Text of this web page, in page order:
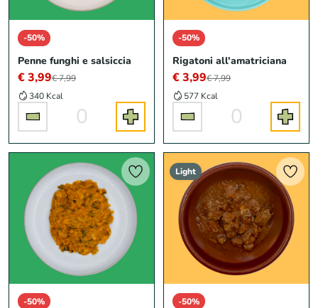
-50%
Penne funghi e salsiccia
€ 3,99€ 7,99
340 Kcal
0
-50%
Rigatoni all'amatriciana
€ 3,99€ 7,99
577 Kcal
0
-50%
Light
-50%